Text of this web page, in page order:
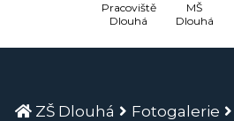
Pracoviště
Dlouhá
MŠ
Dlouhá
ZŠ Dlouhá Fotogalerie